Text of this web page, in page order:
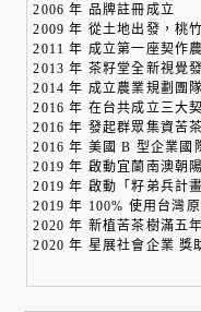
2006 年 品牌註冊成立
2009 年 從土地出發，桃
2011 年 成立第一座契作
2013 年 茶籽堂全新視覺
2014 年 成立農業規劃團
2016 年 在台共成立三大
2016 年 發起群眾集資苦
2016 年 美國 B 型企業國
2019 年 啟動宜蘭南澳朝
2019 年 啟動「籽弟兵計
2019 年 100% 使用台灣
2020 年 新植苦茶樹滿五
2020 年 星展社會企業 獎